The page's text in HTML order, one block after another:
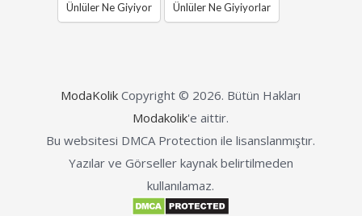
Ünlüler Ne Giyiyor Ünlüler Ne Giyiyorlar
ModaKolik Copyright © 2026. Bütün Hakları
Modakolik'e aittir.
Bu websitesi DMCA Protection ile lisanslanmıştır.
Yazılar ve Görseller kaynak belirtilmeden
kullanılamaz.